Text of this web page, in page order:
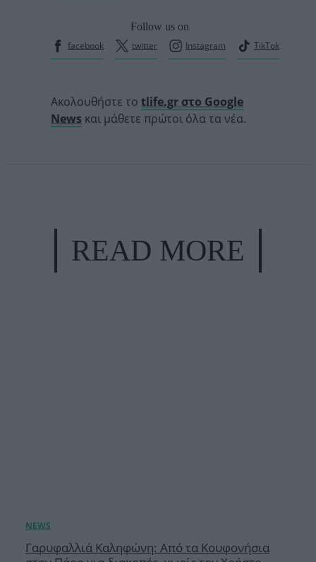
Follow us on
facebook
twitter Instagram TikTok
Ακολουθήστε το tlife.gr στο Google
News και μάθετε πρώτοι όλα τα νέα.
READ MORE
Γαρυφαλλιά Καληφώνη: Από τα Κουφονήσια